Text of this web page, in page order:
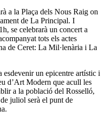
a la Plaça dels Nous Raig on
de La Principal. I
se celebrarà un concert a
tots els actes
de Ceret: La Mil·lenària i La
un epicentre artístic i
d’Art Modern que acull les
a la població del Rosselló,
juliol serà el punt de